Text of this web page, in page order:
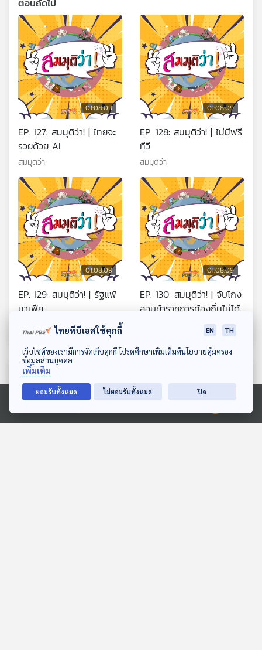
ดาวน์โหลด Thai PBS Podcast Application
Ⓒ 2020 องค์การกระจายเสียงและแพร่ภาพสาธารณะแห่งประเทศไทย
01:08:09
EP. 127: สมมุติว่า! | ไทยจะ
รวยด้วย AI
สมมุติว่า
01:08:09
EP. 128: สมมุติว่า! | ไม่มีฟรี
ทีวี
สมมุติว่า
01:08:09
EP. 129: สมมุติว่า! | รัฐแพ้
มาเฟีย
01:08:09
EP. 130: สมมุติว่า! | จับโกง
สอบข้าราชการท้องถิ่นไม่ได้
ตอนที่เกี่ยวข้อง
ไทยพีบีเอสใช้คุกกี้ EN TH
เว็บไซต์ของเรามีการจัดเก็บคุกกี้ โปรดศึกษาเพิ่มเติมที่นโยบายคุ้มครอง
ข้อมูลส่วนบุคคล
เพิ่มเติม
ยอมรับทั้งหมด ไม่ยอมรับทั้งหมด ปิด